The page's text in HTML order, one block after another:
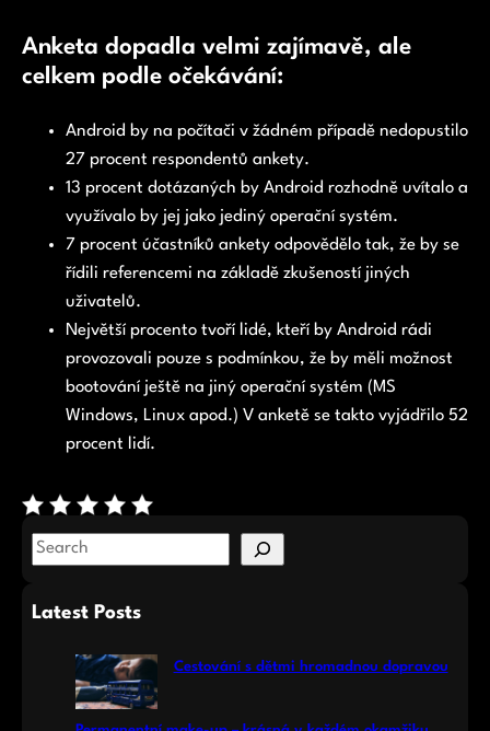
Anketa dopadla velmi zajímavě, ale
celkem podle očekávání:
Android by na počítači v žádném případě nedopustilo
27 procent respondentů ankety.
13 procent dotázaných by Android rozhodně uvítalo a
využívalo by jej jako jediný operační systém.
7 procent účastníků ankety odpovědělo tak, že by se
řídili referencemi na základě zkušeností jiných
uživatelů.
Největší procento tvoří lidé, kteří by Android rádi
provozovali pouze s podmínkou, že by měli možnost
bootování ještě na jiný operační systém (MS
Windows, Linux apod.) V anketě se takto vyjádřilo 52
procent lidí.
S
aLatest Posts
Cestování s dětmi hromadnou dopravou